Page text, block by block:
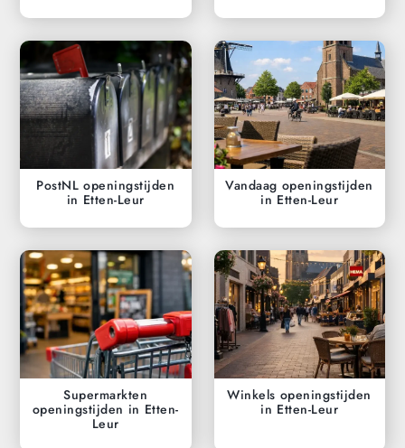
PostNL openingstijden
in Etten-Leur
Vandaag openingstijden
in Etten-Leur
Supermarkten
openingstijden in Etten-
Leur
Winkels openingstijden
in Etten-Leur